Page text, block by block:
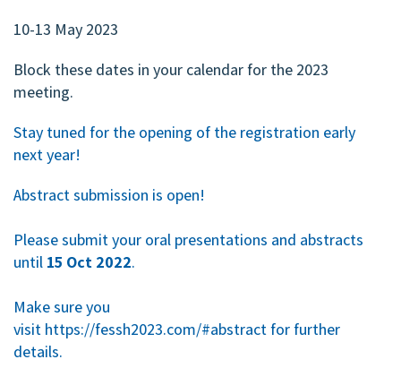
10-13 May 2023
Block these dates in your calendar for the 2023
meeting.
Stay tuned for the opening of the registration early
next year!
Abstract submission is open!
Please submit your oral presentations and abstracts
until 15 Oct 2022.
Make sure you
visit https://fessh2023.com/#abstract for further
details.